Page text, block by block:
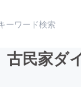
古民家ダ